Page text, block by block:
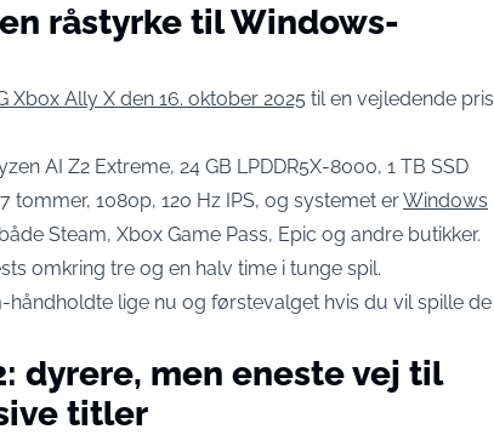
råstyrke til Windows-
Xbox Ally X den 16. oktober 2025 til en vejledende pris
AI Z2 Extreme, 24 GB LPDDR5X-8000, 1 TB SSD
1080p, 120 Hz IPS, og systemet erWindows
Steam, Xbox Game Pass, Epic og andre butikker.
omkring tre og en halv time i tunge spil.
lige nu og førstevalget hvis du vil spille de
dyrere, men eneste vej til
titler